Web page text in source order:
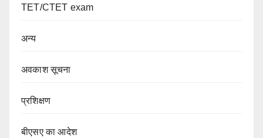
TET/CTET exam
अन्य
अवकाश सूचना
प्रशिक्षण
बीएसए का आदेश